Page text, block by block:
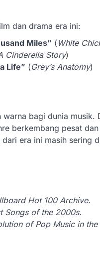
dan drama era ini:
Miles” ( White
Cinderella Story)
Life” (Grey’s Anatomy)
bagi dunia
berkembang pesat
era ini masih sering
Hot 100 Archive.
Songs of the 2000s.
of Pop Music in